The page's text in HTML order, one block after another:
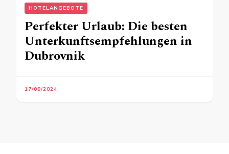
HOTELANGEBOTE
Perfekter Urlaub: Die besten
Unterkunftsempfehlungen in
Dubrovnik
17/08/2024